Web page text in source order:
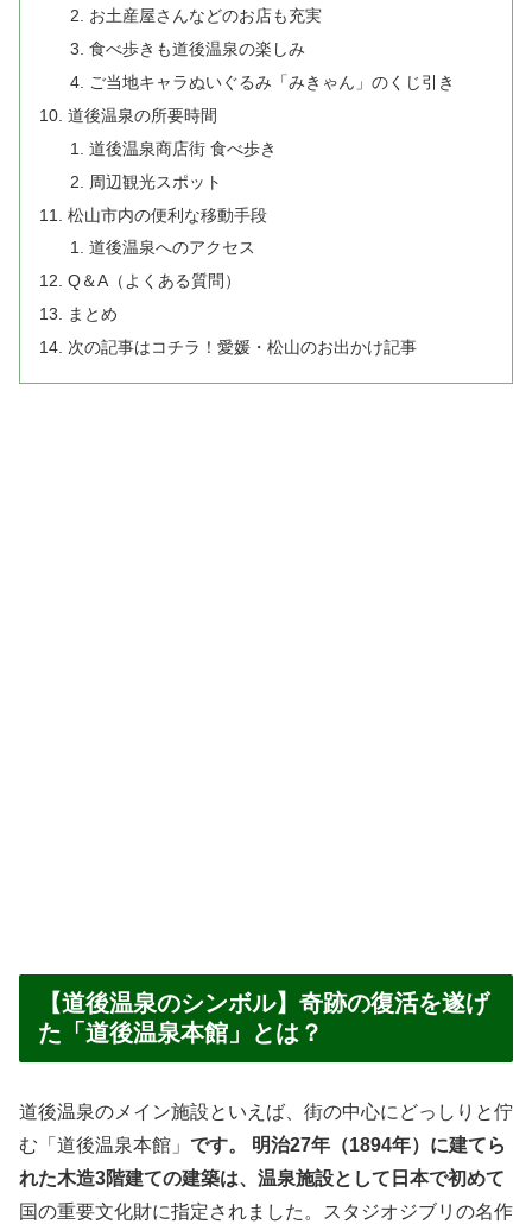
お土産屋さんなどのお店も充実
食べ歩きも道後温泉の楽しみ
ご当地キャラぬいぐるみ「みきゃん」のくじ引き
道後温泉の所要時間
道後温泉商店街 食べ歩き
周辺観光スポット
松山市内の便利な移動手段
道後温泉へのアクセス
Q＆A（よくある質問）
まとめ
次の記事はコチラ！愛媛・松山のお出かけ記事
【道後温泉のシンボル】奇跡の復活を遂げ
た「道後温泉本館」とは？
道後温泉のメイン施設といえば、街の中心にどっしりと佇
む「道後温泉本館」 です。 明治27年（1894年）に建てら
れた木造3階建ての建築は、温泉施設として日本で初めて
国の重要文化財に指定されました。スタジオジブリの名作